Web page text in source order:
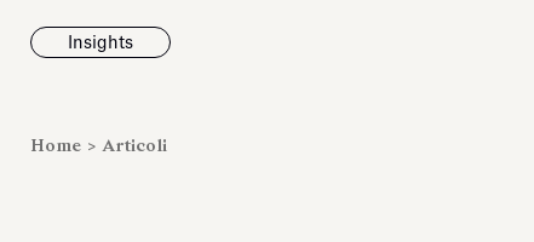
Insights
Home > Articoli